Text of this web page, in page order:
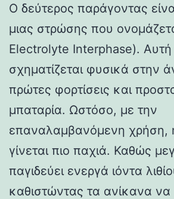
Ο δεύτερος παράγοντας
μιας στρώσης που
Electrolyte Interphase).
σχηματίζεται φυσικά στην
πρώτες φορτίσεις και
μπαταρία. Ωστόσο, με την
επαναλαμβανόμενη χρήση,
γίνεται πιο παχιά. Καθώς
παγιδεύει ενεργά ιόντα
καθιστώντας τα ανίκανα να